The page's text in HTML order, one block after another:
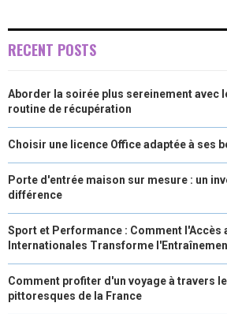
RECENT POSTS
Aborder la soirée plus sereinement avec
routine de récupération
Choisir une licence Office adaptée à ses
Porte d'entrée maison sur mesure : un
différence
Sport et Performance : Comment l'Accès
Internationales Transforme
Comment profiter d'un voyage à travers
pittoresques de la France